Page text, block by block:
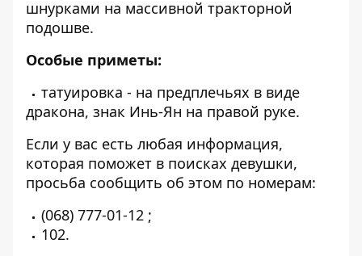
шнурками на массивной тракторной
подошве.
Особые приметы:
татуировка - на предплечьях в виде
дракона, знак Инь-Ян на правой руке.
Если у вас есть любая информация,
которая поможет в поисках девушки,
просьба сообщить об этом по номерам:
(068) 777-01-12 ;
102.